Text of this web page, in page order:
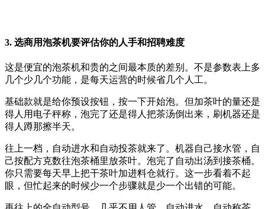
3. 选商用泡茶机要评估你的人手和招聘难度
这是便宜的泡茶机和贵的之间最本质的差别。不是参数表上多
几个少几个功能，是每天运营的时候省几个人工。
基础款就是给你预设按钮，按一下开始泡。但加茶叶的量还是
得人用电子秤称，泡完了还是得人把茶汤倒出来，刷机器还是
得人蹲那擦半天。
往上一档，自动进水和自动投茶就来了。机器自己接水管，自
己按配方克数往泡茶桶里放茶叶。泡完了自动出汤到接茶桶。
你只需要每天早上把干茶叶加进料仓就行。这一步看着不起
眼，但忙起来的时候少一个步骤就是少一个出错的可能。